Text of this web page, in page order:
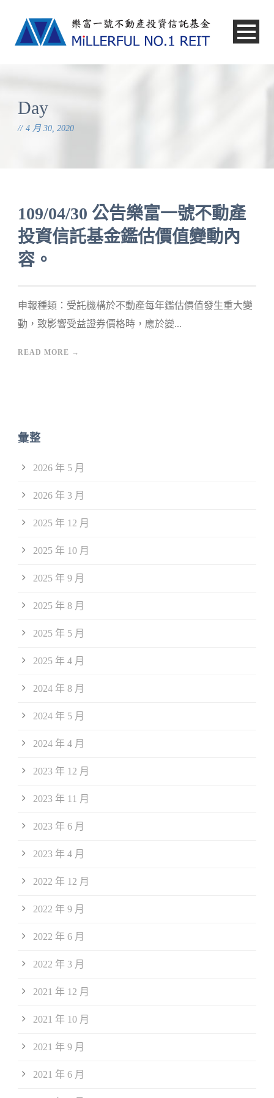
Day
4 月 30, 2020
109/04/30 公告樂富一號不動產
投資信託基金鑑估價值變動內
容。
申報種類：受託機構於不動產每年鑑估價值發生重大變
動，致影響受益證券價格時，應於變...
READ MORE →
彙整
2026 年 5 月
2026 年 3 月
2025 年 12 月
2025 年 10 月
2025 年 9 月
2025 年 8 月
2025 年 5 月
2025 年 4 月
2024 年 8 月
2024 年 5 月
2024 年 4 月
2023 年 12 月
2023 年 11 月
2023 年 6 月
2023 年 4 月
2022 年 12 月
2022 年 9 月
2022 年 6 月
2022 年 3 月
2021 年 12 月
2021 年 10 月
2021 年 9 月
2021 年 6 月